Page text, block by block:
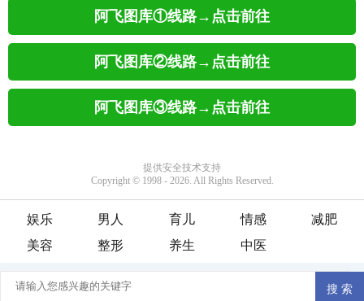
娱乐 男人 育儿 情感
减肥
美容
整形 养生 中医